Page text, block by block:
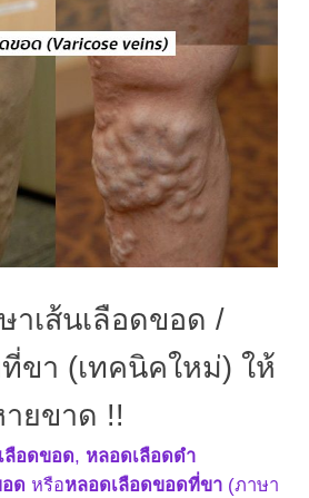
าเส้นเลือดขอด /
ที่ขา (เทคนิคใหม่) ให้
ยขาด !!
ลือดขอด, หลอดเลือดดำ
ด หรือหลอดเลือดขอดที่ขา (ภาษา